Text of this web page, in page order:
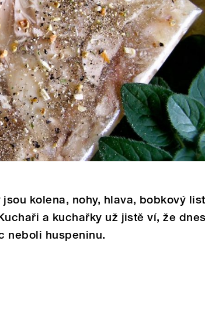
kolena, nohy, hlava, bobkový
a kuchařky už jistě ví, že dnes
neboli huspeninu.